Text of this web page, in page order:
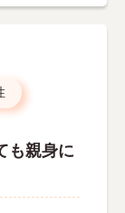
も親身に